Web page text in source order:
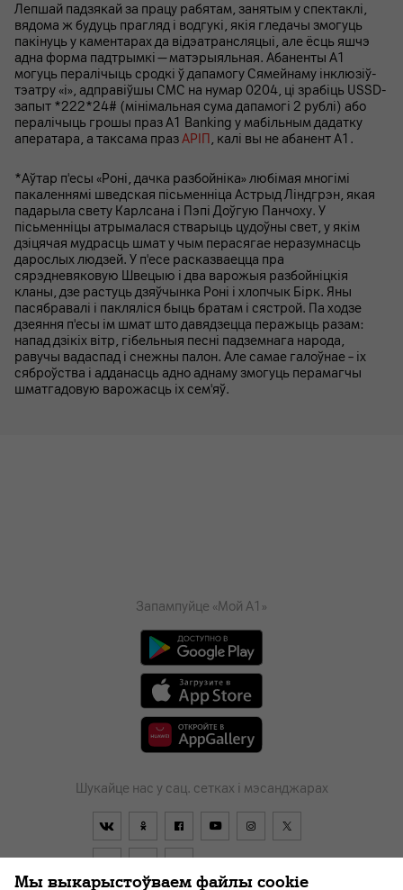
Лепшай падзякай за працу рабятам, занятым у спектаклі,
вядома ж будуць прагляд і водгукі, якія гледачы змогуць
пакінуць у каментарах да відэатрансляцыі, але ёсць яшчэ
адна форма падтрымкі — матэрыяльная. Абаненты А1
могуць пералічыць сродкі ў дапамогу Сямейнаму інклюзіў-
тэатру «i», адправіўшы СМС на нумар 0204, ці зрабіць USSD-
запыт *222*24# (мінімальная сума дапамогі 2 рублі) або
пералічыць грошы праз A1 Banking у мабільным дадатку
аператара, а таксама празАРІП , калі вы не абанент А1.
*Аўтар п'есы «Роні, дачка разбойніка» любімая многімі
пакаленнямі шведская пісьменніца Астрыд Ліндгрэн, якая
падарыла свету Карлсана і Пэпі Доўгую Панчоху. У
пісьменніцы атрымалася стварыць цудоўны свет, у якім
дзіцячая мудрасць шмат у чым перасягае неразумнасць
дарослых людзей. У п'есе расказваецца пра
сярэдневяковую Швецыю і два варожыя разбойніцкія
кланы, дзе растуць дзяўчынка Роні і хлопчык Бірк. Яны
пасябравалі і пакляліся быць братам і сястрой. Па ходзе
дзеяння п'есы ім шмат што давядзецца перажыць разам:
напад дзікіх вітр, гібельныя песні падземнага народа,
равучы вадаспад і снежны палон. Але самае галоўнае – іх
сяброўства і адданасць адно аднаму змогуць перамагчы
шматгадовую варожасць іх сем'яў.
Запампуйце «Мой А1»
Шукайце нас у сац. сетках і мэсанджарах
Мы выкарыстоўваем файлы cookie